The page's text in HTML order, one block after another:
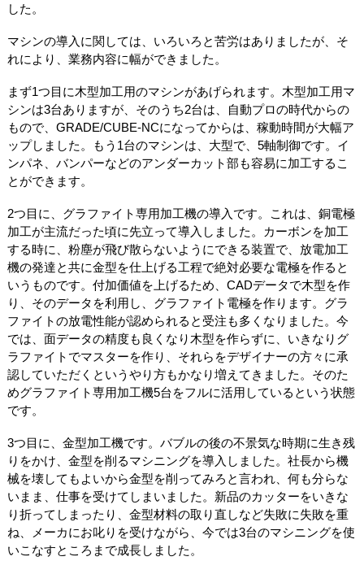
した。
マシンの導入に関しては、いろいろと苦労はありましたが、そ
れにより、業務内容に幅ができました。
まず1つ目に木型加工用のマシンがあげられます。木型加工用マ
シンは3台ありますが、そのうち2台は、自動プロの時代からの
もので、GRADE/CUBE-NCになってからは、稼動時間が大幅ア
ップしました。もう1台のマシンは、大型で、5軸制御です。イ
ンパネ、バンパーなどのアンダーカット部も容易に加工するこ
とができます。
2つ目に、グラファイト専用加工機の導入です。これは、銅電極
加工が主流だった頃に先立って導入しました。カーボンを加工
する時に、粉塵が飛び散らないようにできる装置で、放電加工
機の発達と共に金型を仕上げる工程で絶対必要な電極を作ると
いうものです。付加価値を上げるため、CADデータで木型を作
り、そのデータを利用し、グラファイト電極を作ります。グラ
ファイトの放電性能が認められると受注も多くなりました。今
では、面データの精度も良くなり木型を作らずに、いきなりグ
ラファイトでマスターを作り、それらをデザイナーの方々に承
認していただくというやり方もかなり増えてきました。そのた
めグラファイト専用加工機5台をフルに活用しているという状態
です。
3つ目に、金型加工機です。バブルの後の不景気な時期に生き残
りをかけ、金型を削るマシニングを導入しました。社長から機
械を壊してもよいから金型を削ってみろと言われ、何も分らな
いまま、仕事を受けてしまいました。新品のカッターをいきな
り折ってしまったり、金型材料の取り直しなど失敗に失敗を重
ね、メーカにお叱りを受けながら、今では3台のマシニングを使
いこなすところまで成長しました。